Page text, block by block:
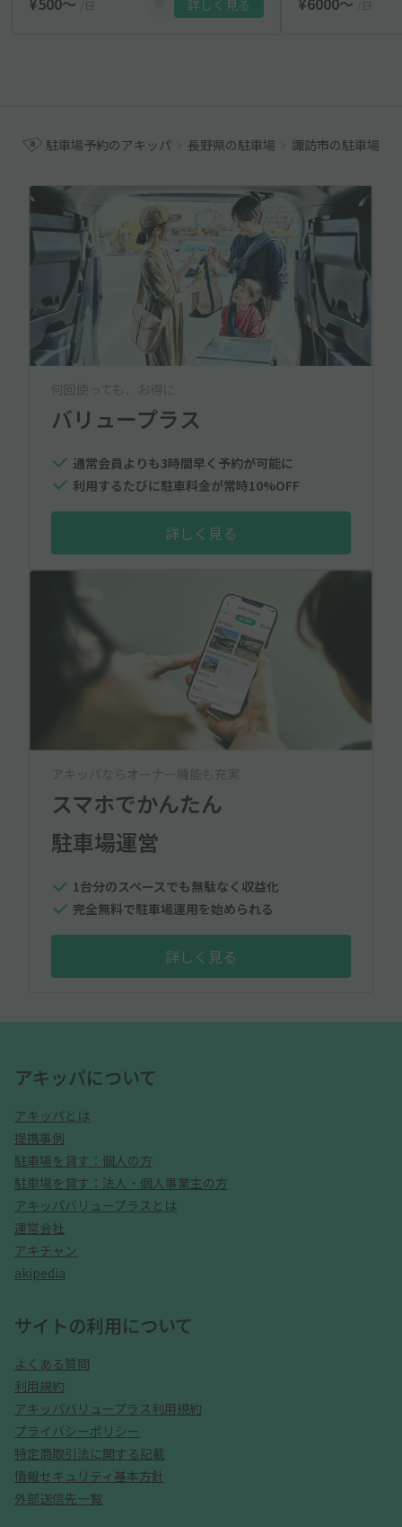
/日 詳しく見る /日
駐車場予約のアキッパ 長野県の駐車場 諏訪市の駐車場
何回使っても、お得に
バリュープラス
通常会員よりも3時間早く予約が可能に
利用するたびに駐車料金が常時10%OFF
詳しく見る
アキッパならオーナー機能も充実
スマホでかんたん
駐車場運営
1台分のスペースでも無駄なく収益化
完全無料で駐車場運用を始められる
詳しく見る
アキッパについて
アキッパとは
提携事例
駐車場を貸す：個人の方
駐車場を貸す：法人・個人事業主の方
アキッパバリュープラスとは
運営会社
アキチャン
akipedia
サイトの利用について
よくある質問
利用規約
アキッパバリュープラス利用規約
プライバシーポリシー
特定商取引法に関する記載
情報セキュリティ基本方針
外部送信先一覧